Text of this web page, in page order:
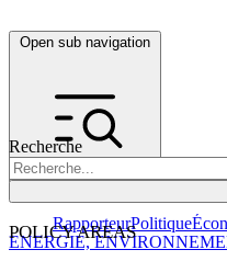
Open sub navigation
Recherche
POLICY AREAS
RapporteurPolitique
ENERGIE,